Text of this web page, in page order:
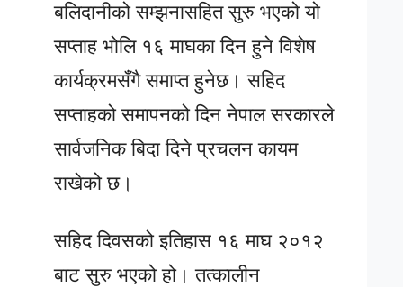
बलिदानीको सम्झनासहित सुरु भएको यो
सप्ताह भोलि १६ माघका दिन हुने विशेष
कार्यक्रमसँगै समाप्त हुनेछ। सहिद
सप्ताहको समापनको दिन नेपाल सरकारले
सार्वजनिक बिदा दिने प्रचलन कायम
राखेको छ।
सहिद दिवसको इतिहास १६ माघ २०१२
बाट सुरु भएको हो। तत्कालीन